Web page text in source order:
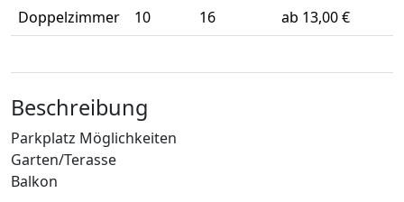
Doppelzimmer
10 16 ab 13,00 €
Beschreibung
Parkplatz Möglichkeiten
Garten/Terasse
Balkon